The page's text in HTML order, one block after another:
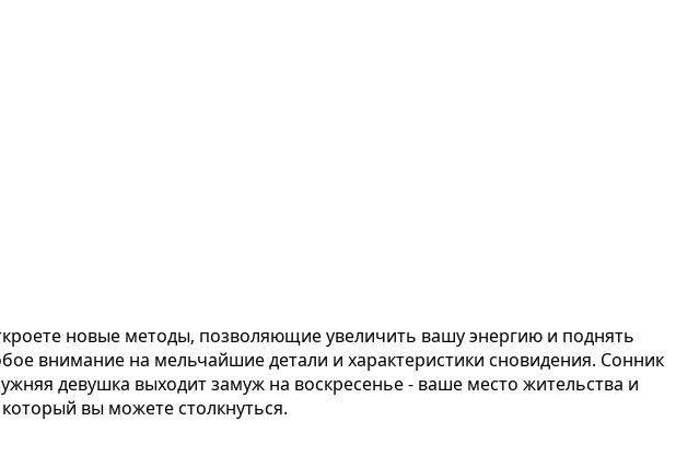
новые методы, позволяющие увеличить вашу энергию и поднять
внимание на мельчайшие детали и характеристики сновидения. Сонник
девушка выходит замуж на воскресенье - ваше место жительства и
вы можете столкнуться.